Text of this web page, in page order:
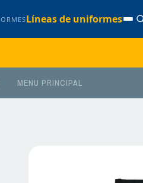
Líneas de uniformes
MENU PRINCIPAL